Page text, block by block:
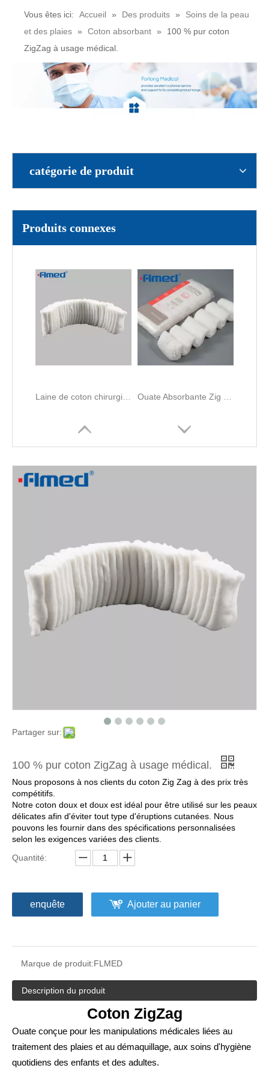
Vous êtes ici: Accueil » Des produits »
Soins de la peau
et des plaies » Coton absorbant »
100 % pur coton
ZigZag à usage médical.
catégorie de produit
Produits connexes
Rouleau de coton médical non stérile Rouleau de coton médical absorbant 500 g
Rouleau de coton 500g à usage médical Rouleau de laine de coton absorbant médical 500g 100 % pur coton
Boules de coton médicales à usage médical non stérile
Partager sur:
100 % pur coton ZigZag à usage médical.
Nous proposons à nos clients du coton Zig Zag à des prix très
compétitifs.
Notre coton doux et doux est idéal pour être utilisé sur les peaux
délicates afin d'éviter tout type d'éruptions cutanées. Nous
pouvons les fournir dans des spécifications personnalisées
selon les exigences variées des clients.
Quantité:
enquête Ajouter au panier
Marque de produit:FLMED
Description du produit
Coton ZigZag
Ouate conçue pour les manipulations médicales liées au
traitement des plaies et au démaquillage, aux soins d'hygiène
quotidiens des enfants et des adultes.